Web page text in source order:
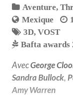
Aventure,
Mexique
3D,VOST
Bafta awards
AvecGeorge
Sandra Bullock,
Amy Warren